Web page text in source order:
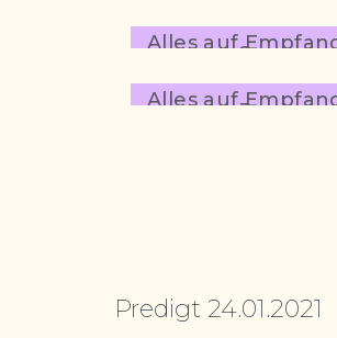
Alles auf2
Alles auf3
Predigt 24.01.2021